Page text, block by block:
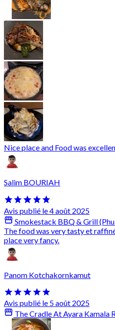
Nice place and Food was
Salim BOURIAH
Avis publié le 4 août 2025
Smokestack BBQ & Grill
The food was very tasty et
place very fancy.
Panom Kotchakornkamut
Avis publié le 5 août 2025
The Cradle At Ayara Kamala